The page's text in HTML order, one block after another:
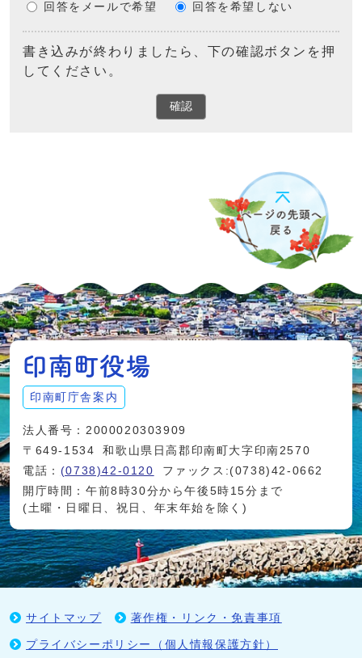
回答をメールで希望 回答を希望しない
書き込みが終わりましたら、下の確認ボタンを押
してください。
確認
印南町庁舎案内
法人番号：2000020303909
〒649-1534
和歌山県日高郡印南町大字印南2570
電話： (0738)42-0120
ファックス:(0738)42-0662
開庁時間：午前8時30分から午後5時15分まで
(土曜・日曜日、祝日、年末年始を除く)
サイトマップ 著作権・リンク・免責事項
プライバシーポリシー（個人情報保護方針）